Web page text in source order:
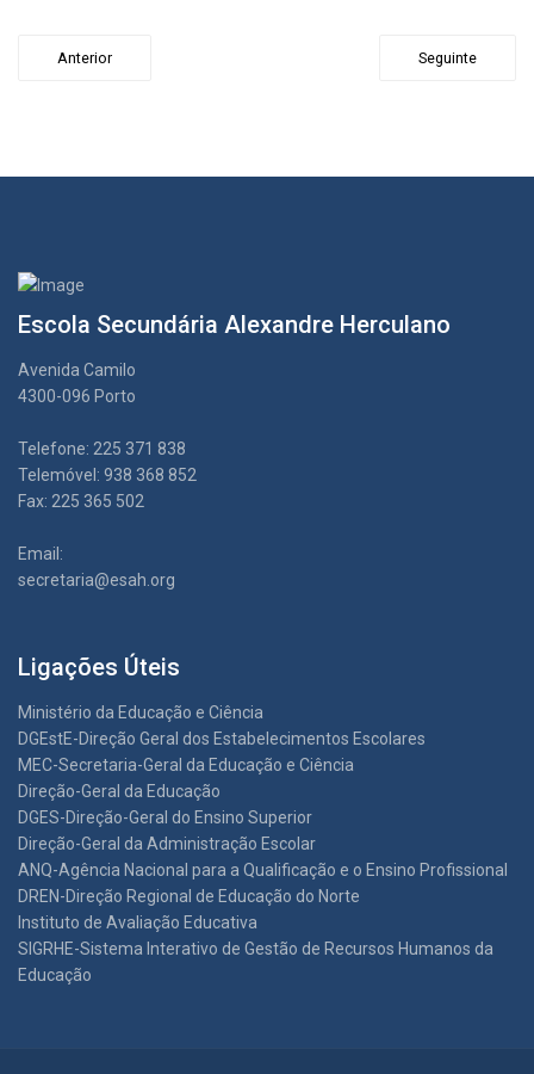
Anterior Seguinte
Escola Secundária Alexandre Herculano
Avenida Camilo
4300-096 Porto
Telefone: 225 371 838
Telemóvel: 938 368 852
Fax: 225 365 502
Email:
secretaria@esah.org
Ligações Úteis
Ministério da Educação e Ciência
DGEstE-Direção Geral dos Estabelecimentos Escolares
MEC-Secretaria-Geral da Educação e Ciência
Direção-Geral da Educação
DGES-Direção-Geral do Ensino Superior
Direção-Geral da Administração Escolar
ANQ-Agência Nacional para a Qualificação e o Ensino Profissional
DREN-Direção Regional de Educação do Norte
Instituto de Avaliação Educativa
SIGRHE-Sistema Interativo de Gestão de Recursos Humanos da
Educação